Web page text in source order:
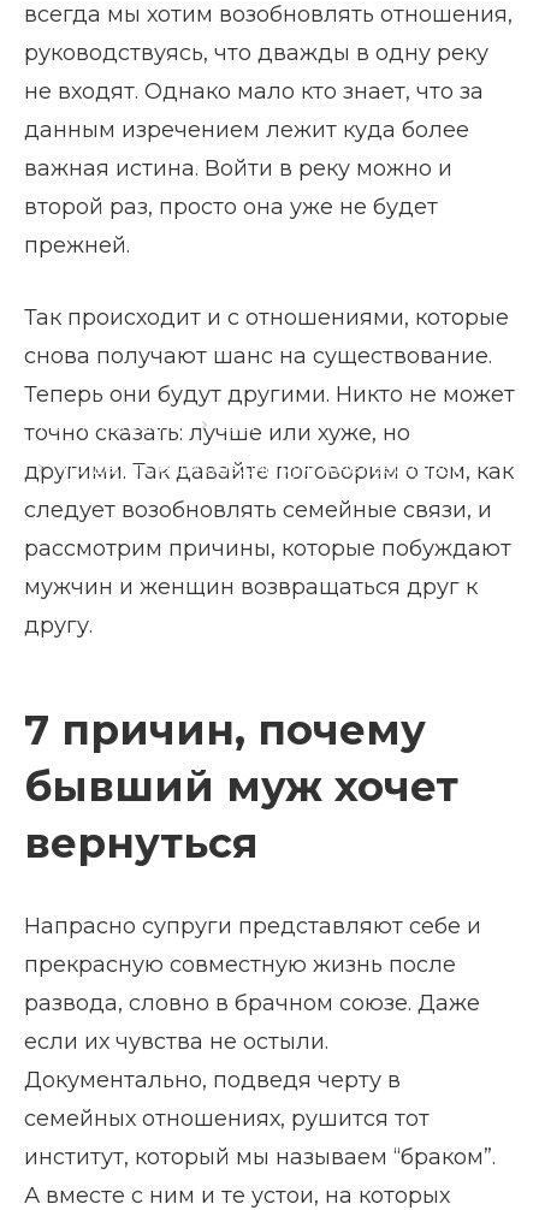
Главная страница
Блог
Что делать, если бывший муж хочет вернуться
всегда мы хотим возобновлять отношения,
руководствуясь, что дважды в одну реку
не входят. Однако мало кто знает, что за
данным изречением лежит куда более
важная истина. Войти в реку можно и
второй раз, просто она уже не будет
прежней.
Так происходит и с отношениями, которые
снова получают шанс на существование.
Теперь они будут другими. Никто не может
точно сказать: лучше или хуже, но
другими. Так давайте поговорим о том, как
следует возобновлять семейные связи, и
рассмотрим причины, которые побуждают
мужчин и женщин возвращаться друг к
другу.
7 причин, почему
бывший муж хочет
вернуться
Напрасно супруги представляют себе и
прекрасную совместную жизнь после
развода, словно в брачном союзе. Даже
если их чувства не остыли.
Документально, подведя черту в
семейных отношениях, рушится тот
институт, который мы называем “браком”.
А вместе с ним и те устои, на которых